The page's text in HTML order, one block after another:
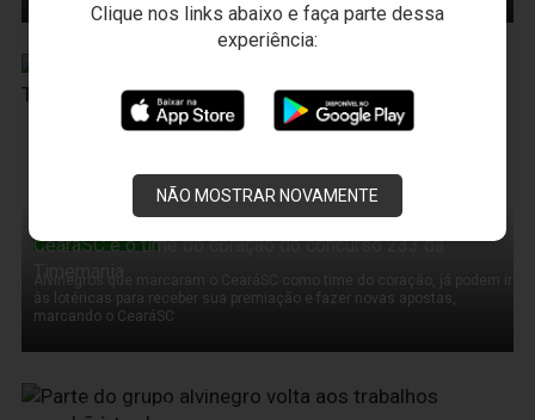
Clique nos links abaixo e faça parte dessa
experiência:
NÃO MOSTRAR NOVAMENTE
CearáSC é o time do coração do concurso 233 da
às lotéricas para receber sua premiação e fazer novas apostas,
marcando o CearáSC
03 de Agosto de 2011